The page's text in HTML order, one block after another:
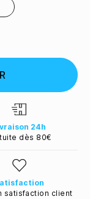
24h
dès 80€
satisfaction client